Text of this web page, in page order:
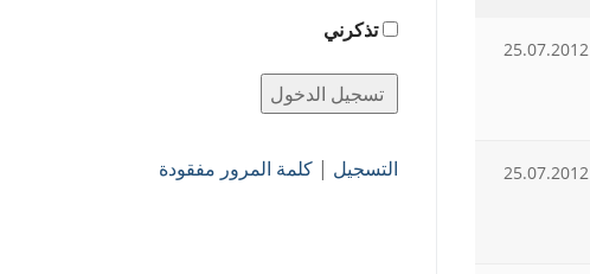
25.07.2012
25.07.2012
تذكرني
التسجيل | كلمة المرور مفقودة